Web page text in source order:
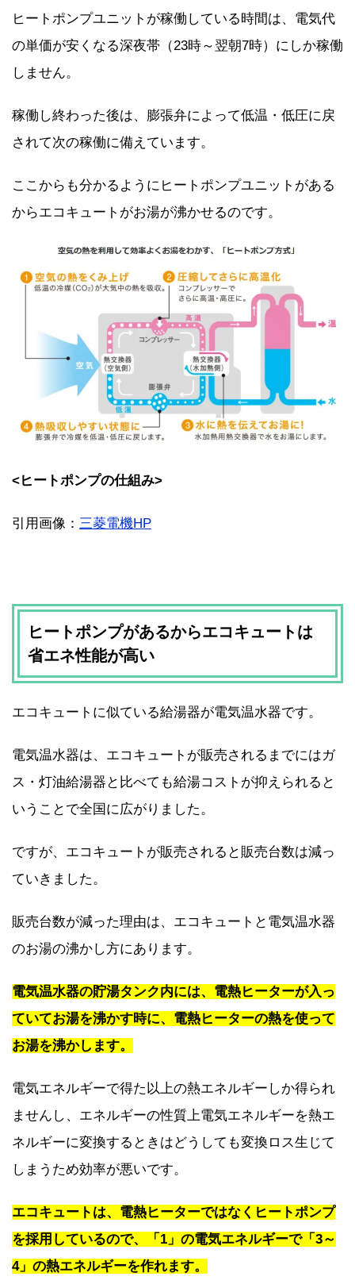
ヒートポンプユニットが稼働している時間は、電気代
の単価が安くなる深夜帯（23時～翌朝7時）にしか稼働
しません。
稼働し終わった後は、膨張弁によって低温・低圧に戻
されて次の稼働に備えています。
ここからも分かるようにヒートポンプユニットがある
からエコキュートがお湯が沸かせるのです。
<ヒートポンプの仕組み>
引用画像： 三菱電機HP
ヒートポンプがあるからエコキュートは
省エネ性能が高い
エコキュートに似ている給湯器が電気温水器です。
電気温水器は、エコキュートが販売されるまでにはガ
ス・灯油給湯器と比べても給湯コストが抑えられると
いうことで全国に広がりました。
ですが、エコキュートが販売されると販売台数は減っ
ていきました。
販売台数が減った理由は、エコキュートと電気温水器
のお湯の沸かし方にあります。
電気温水器の貯湯タンク内には、電熱ヒーターが入っ
ていてお湯を沸かす時に、電熱ヒーターの熱を使って
お湯を沸かします。
電気エネルギーで得た以上の熱エネルギーしか得られ
ませんし、エネルギーの性質上電気エネルギーを熱エ
ネルギーに変換するときはどうしても変換ロス生じて
しまうため効率が悪いです。
エコキュートは、電熱ヒーターではなくヒートポンプ
を採用しているので、「1」の電気エネルギーで「3～
4」の熱エネルギーを作れます。